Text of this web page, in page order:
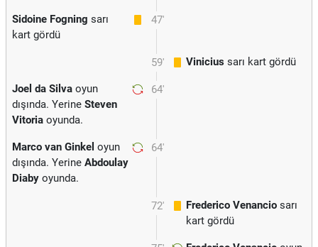
47'
Sidoine Fogning sarı
kart gördü
59' Vinicius sarı kart gördü
64'
Joel da Silva oyun
dışında. Yerine Steven
Vitoria oyunda.
64'
Marco van Ginkel oyun
dışında. Yerine Abdoulay
Diaby oyunda.
72' Frederico Venancio sarı
kart gördü